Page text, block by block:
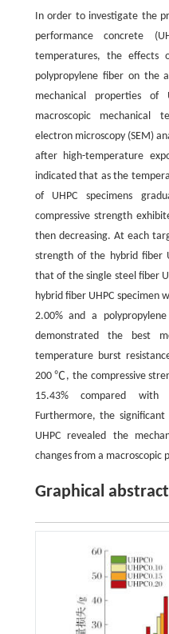
In order to investigate the
performance concrete
temperatures, the effects
polypropylene fiber on the
mechanical properties of
macroscopic mechanical
electron microscopy (SEM)
after high-temperature
indicated that as the
of UHPC specimens
compressive strength
then decreasing. At each
strength of the hybrid fiber
that of the single steel fiber
hybrid fiber UHPC specimen
2.00% and a
demonstrated the best
temperature burst
200 ℃, the compressive
15.43% compared
Furthermore, the
UHPC revealed the
changes from a macroscopic
Graphical abstract